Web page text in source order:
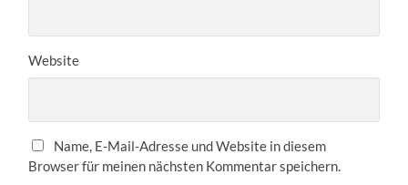
Website
Name, E-Mail-Adresse und Website in diesem
Browser für meinen nächsten Kommentar speichern.